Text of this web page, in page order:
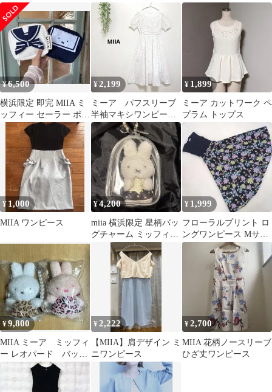
ス ドット
オフィス カジュアル リ
ゾート
ヤルパーティー Rady
¥6,500
横浜限定 即完 MIIA ミ
ッフィー セーラー ポー
チ ホワイト マリン
¥2,199
ミーア パフスリーブ
半袖マキシワンピー
ス ドット柄 大人可
愛い
¥ 1,899
ミーア カットワーク ペ
プラム トップス
¥ 1,000
MIIA ワンピース
¥4,200
miia 横浜限定 星柄バッ
グチャーム ミッフィー
ぬいぐるみ キーホルダ
¥ 1,999
フローラルプリント ロ
ングワンピース Mサイ
ズ MIIA
¥9,800
MIIA ミーア ミッフィ
ー レオパード バッグ
チャーム
¥ 2,222
【MIIA】肩デザイン ミ
ニワンピース
¥2,700
MIIA 花柄ノースリーブ
ひざ丈ワンピース